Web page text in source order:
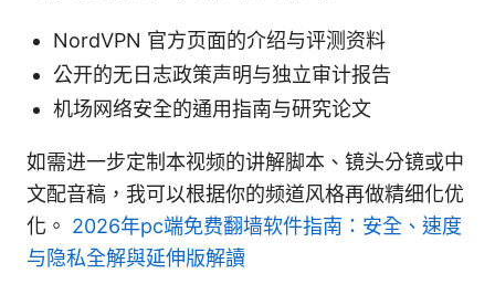
NordVPN 官方页面的介绍与评测资料
公开的无日志政策声明与独立审计报告
机场网络安全的通用指南与研究论文
如需进一步定制本视频的讲解脚本、镜头分镜或中
文配音稿，我可以根据你的频道风格再做精细化优
化。 2026年pc端免费翻墙软件指南：安全、速度
与隐私全解與延伸版解讀